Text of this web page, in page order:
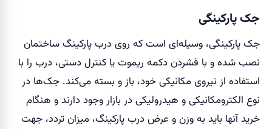
جک پارکینگی
جک پارکینگی، وسیله‌ای است که روی درب پارکینگ ساختمان‌
نصب شده و با فشردن دکمه ریموت یا کنترل دستی، درب را با
استفاده از نیروی مکانیکی خود، باز و بسته می‌کند. جک‌ها در
نوع الکترومکانیکی و هیدرولیکی در بازار وجود دارند و هنگام
خرید آنها باید به وزن و عرض درب پارکینگ، میزان تردد، جهت